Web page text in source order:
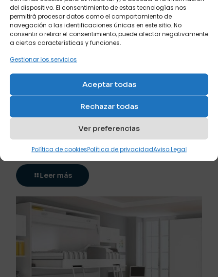
del dispositivo. El consentimiento de estas tecnologías nos
permitirá procesar datos como el comportamiento de
navegación o las identificaciones únicas en este sitio. No
consentir o retirar el consentimiento, puede afectar negativamente
a ciertas características y funciones.
Gestionar los servicios
Aceptar todas
Rechazar todas
Ver preferencias
Política de cookiesPolítica de privacidadAviso Legal
dormitorio juvenil
dormitorio juvenil
Leer más